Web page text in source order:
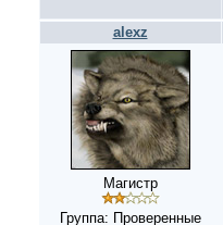
alexz
Магистр
Группа: Проверенные